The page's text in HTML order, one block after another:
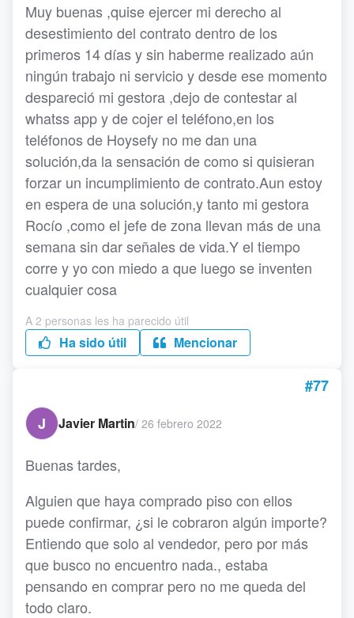
Muy buenas ,quise ejercer mi derecho al
desestimiento del contrato dentro de los
primeros 14 días y sin haberme realizado aún
ningún trabajo ni servicio y desde ese momento
despareció mi gestora ,dejo de contestar al
whatss app y de cojer el teléfono,en los
teléfonos de Hoysefy no me dan una
solución,da la sensación de como si quisieran
forzar un incumplimiento de contrato.Aun estoy
en espera de una solución,y tanto mi gestora
Rocío ,como el jefe de zona llevan más de una
semana sin dar señales de vida.Y el tiempo
corre y yo con miedo a que luego se inventen
cualquier cosa
A 2 personas les ha parecido útil
Ha sido útil Mencionar
#77
J
Javier Martin/ 26 febrero 2022
Buenas tardes,
Alguien que haya comprado piso con ellos
puede confirmar, ¿si le cobraron algún importe?
Entiendo que solo al vendedor, pero por más
que busco no encuentro nada., estaba
pensando en comprar pero no me queda del
todo claro.